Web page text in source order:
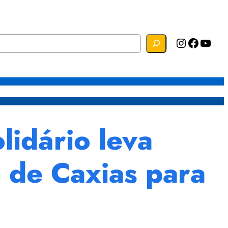
Instagram Facebook YouTube
leva
Caxias para